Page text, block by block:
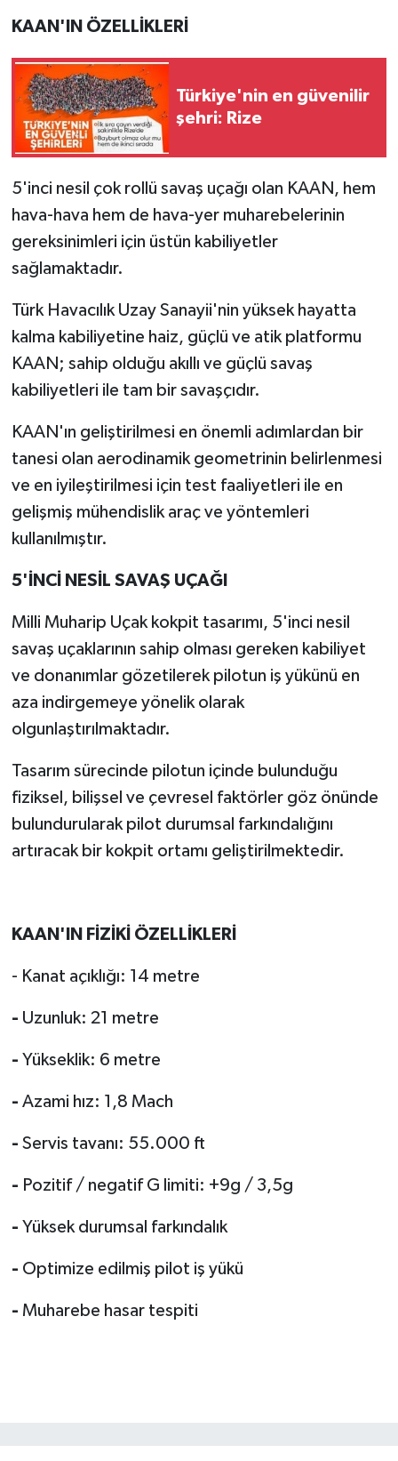
KAAN'IN ÖZELLİKLERİ
Türkiye'nin en güvenilir
şehri: Rize
5'inci nesil çok rollü savaş uçağı olan KAAN, hem
hava-hava hem de hava-yer muharebelerinin
gereksinimleri için üstün kabiliyetler
sağlamaktadır.
Türk Havacılık Uzay Sanayii'nin yüksek hayatta
kalma kabiliyetine haiz, güçlü ve atik platformu
KAAN; sahip olduğu akıllı ve güçlü savaş
kabiliyetleri ile tam bir savaşçıdır.
KAAN'ın geliştirilmesi en önemli adımlardan bir
tanesi olan aerodinamik geometrinin belirlenmesi
ve en iyileştirilmesi için test faaliyetleri ile en
gelişmiş mühendislik araç ve yöntemleri
kullanılmıştır.
5'İNCİ NESİL SAVAŞ UÇAĞI
Milli Muharip Uçak kokpit tasarımı, 5'inci nesil
savaş uçaklarının sahip olması gereken kabiliyet
ve donanımlar gözetilerek pilotun iş yükünü en
aza indirgemeye yönelik olarak
olgunlaştırılmaktadır.
Tasarım sürecinde pilotun içinde bulunduğu
fiziksel, bilişsel ve çevresel faktörler göz önünde
bulundurularak pilot durumsal farkındalığını
artıracak bir kokpit ortamı geliştirilmektedir.
KAAN'IN FİZİKİ ÖZELLİKLERİ
- Kanat açıklığı: 14 metre
- Uzunluk: 21 metre
- Yükseklik: 6 metre
- Azami hız: 1,8 Mach
- Servis tavanı: 55.000 ft
- Pozitif / negatif G limiti: +9g / 3,5g
- Yüksek durumsal farkındalık
- Optimize edilmiş pilot iş yükü
- Muharebe hasar tespiti